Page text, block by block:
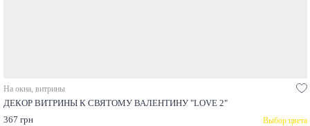
На окна, витрины
ДЕКОР ВИТРИНЫ К СВЯТОМУ ВАЛЕНТИНУ "LOVE 2"
367 грн
Выбор цвета